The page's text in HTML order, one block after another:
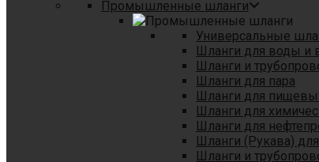
Промышленные шланги
Универсальные
Шланги для воды и
Шланги и
Шланги для пара
Шланги для
Шланги для
Шланги для
Шланги (Рукава)
Шланги и